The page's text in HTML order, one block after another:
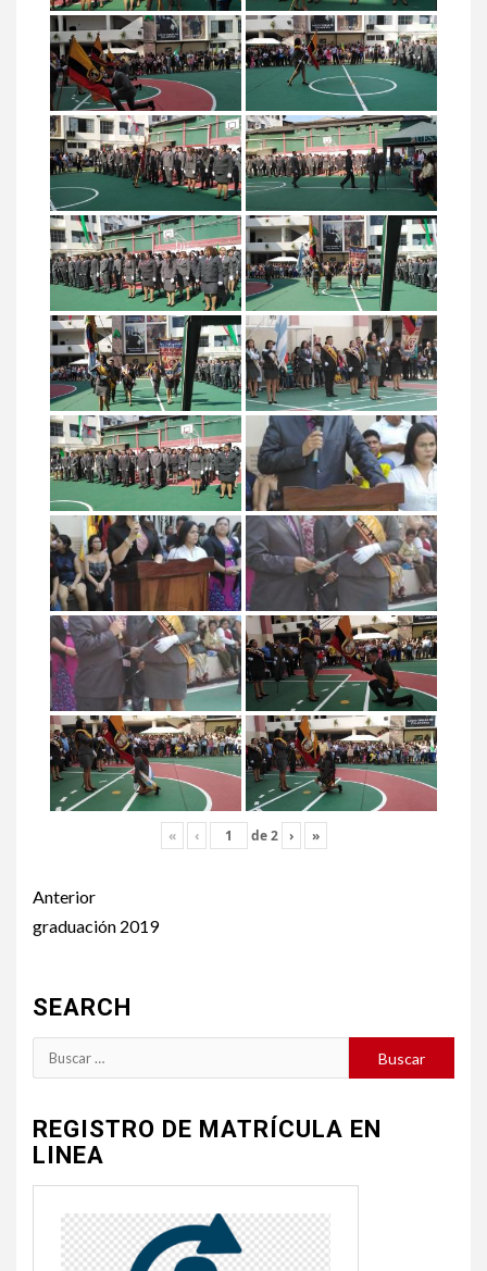
« ‹ de2 › »
Post
navigation
Anterior
graduación 2019
SEARCH
Buscar:
REGISTRO DE MATRÍCULA EN
LINEA